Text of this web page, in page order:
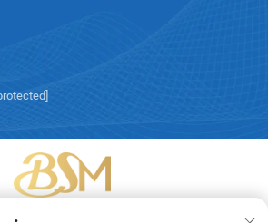
© 2026 Yiwu Bingsheng Packaging Technology